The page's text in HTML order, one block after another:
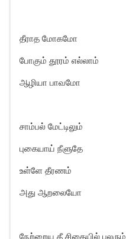
தீராத மோகமோ
போகும் தூரம் எல்லாம்
ஆழியா பாவமோ
சாம்பல் மேட்டிலும்
புகையாய் நீளுதே
உள்ளே தீரணம்
அது ஆறலையோ
நேற்றைய தீ சிதையில் புலரும்